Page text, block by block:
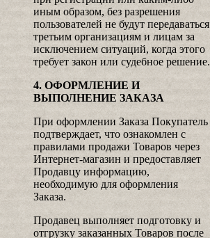
иным образом, без разрешения
пользователей не будут передаваться
третьим организациям и лицам за
исключением ситуаций, когда этого
требует закон или судебное решение.
4. ОФОРМЛЕНИЕ И
ВЫПОЛНЕНИЕ ЗАКАЗА
При оформлении Заказа Покупатель
подтверждает, что ознакомлен с
правилами продажи Товаров через
Интернет-магазин и предоставляет
Продавцу информацию,
необходимую для оформления
Заказа.
Продавец выполняет подготовку и
отгрузку заказанных Товаров после